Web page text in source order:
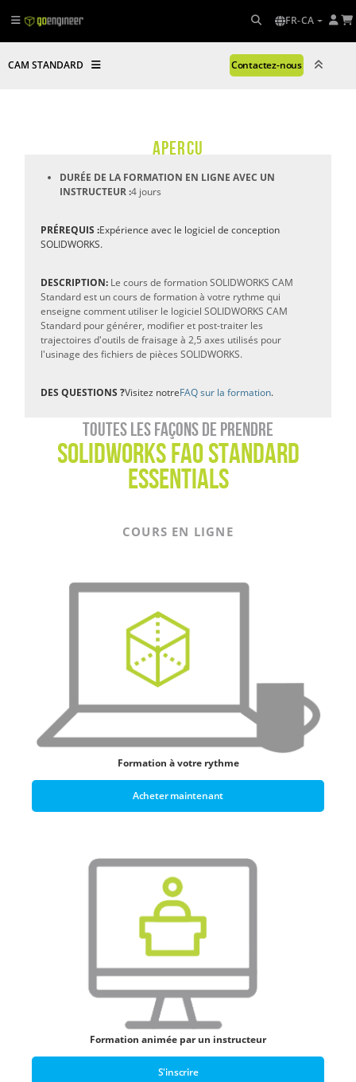
FR-CA
CAM STANDARD Contactez-nous
APERÇU
DURÉE DE LA FORMATION EN LIGNE AVEC UN
INSTRUCTEUR :4 jours
PRÉREQUIS :Expérience avec le logiciel de conception
SOLIDWORKS.
DESCRIPTION: Le cours de formation SOLIDWORKS CAM
Standard est un cours de formation à votre rythme qui
enseigne comment utiliser le logiciel SOLIDWORKS CAM
Standard pour générer, modifier et post-traiter les
trajectoires d'outils de fraisage à 2,5 axes utilisés pour
l'usinage des fichiers de pièces SOLIDWORKS.
DES QUESTIONS ?Visitez notreFAQ sur la formation.
Toutes les façons de prendre
SolidWorks FAO Standard
Essentials
COURS EN LIGNE
Formation à votre rythme
Acheter maintenant
Formation animée par un instructeur
S'inscrire